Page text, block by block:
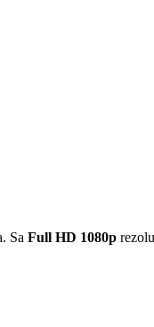
Sa Full HD 1080p